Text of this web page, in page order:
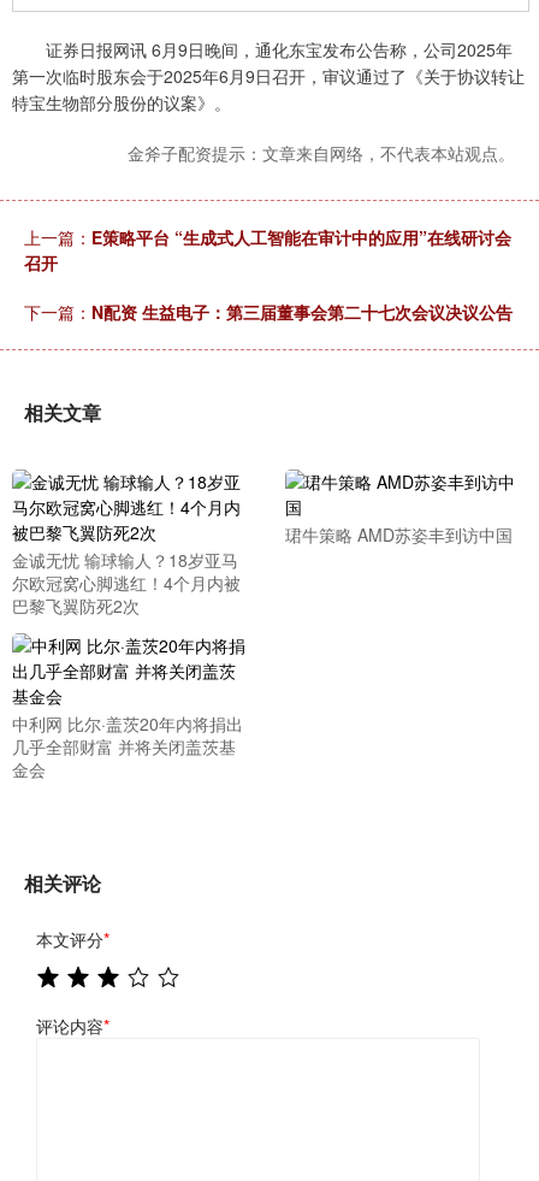
证券日报网讯 6月9日晚间，通化东宝发布公告称，公司2025年
第一次临时股东会于2025年6月9日召开，审议通过了《关于协议转让
特宝生物部分股份的议案》。
金斧子配资提示：文章来自网络，不代表本站观点。
上一篇： E策略平台 “生成式人工智能在审计中的应用”在线研讨会
召开
下一篇： N配资 生益电子：第三届董事会第二十七次会议决议公告
相关文章
金诚无忧 输球输人？18岁亚马
尔欧冠窝心脚逃红！4个月内被
巴黎飞翼防死2次
珺牛策略 AMD苏姿丰到访中国
中利网 比尔·盖茨20年内将捐出
几乎全部财富 并将关闭盖茨基
金会
相关评论
本文评分*
评论内容*